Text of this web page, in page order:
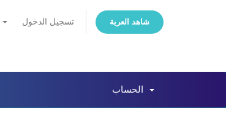
تسجيل الدخول شاهد العربة